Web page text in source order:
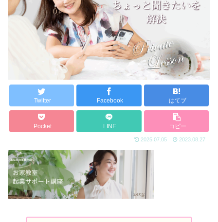
Twitter Facebook はてブ
Pocket LINE コピー
2025.07.05 2023.08.27